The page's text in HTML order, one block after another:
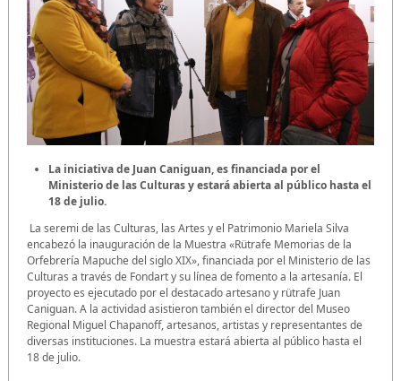
La iniciativa de Juan Caniguan, es financiada por el
Ministerio de las Culturas y estará abierta al público hasta el
18 de julio.
La seremi de las Culturas, las Artes y el Patrimonio Mariela Silva
encabezó la inauguración de la Muestra «Rütrafe Memorias de la
Orfebrería Mapuche del siglo XIX», financiada por el Ministerio de las
Culturas a través de Fondart y su línea de fomento a la artesanía. El
proyecto es ejecutado por el destacado artesano y rütrafe Juan
Caniguan. A la actividad asistieron también el director del Museo
Regional Miguel Chapanoff, artesanos, artistas y representantes de
diversas instituciones. La muestra estará abierta al público hasta el
18 de julio.